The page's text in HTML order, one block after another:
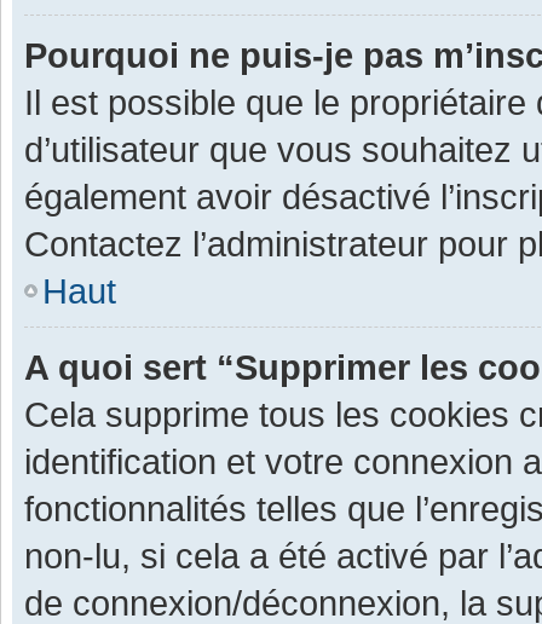
Pourquoi ne puis-je pas
Il est possible que le
d’utilisateur que vous souhaitez
également avoir désactivé
Contactez l’administrateur pour
Haut
A quoi sert “Supprimer les
Cela supprime tous les cookies
identification et votre connexion
fonctionnalités telles que
non-lu, si cela a été activé par
de connexion/déconnexion, la